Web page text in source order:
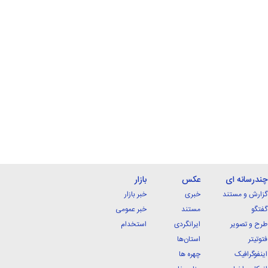
چندرسانه ای
گزارش و مستند
گفتگو
طرح و تصویر
فتوتیتر
اینفوگرافیک
عکس
خبری
مستند
ایرانگردی
استان‌ها
چهره ها
بازار
خبر بازار
خبر عمومی
استخدام